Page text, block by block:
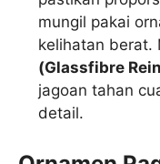
mungil pakai
kelihatan berat.
(Glassfibre
jagoan tahan
detail.